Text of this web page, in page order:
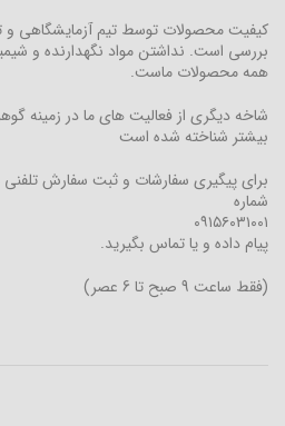
کیفیت محصولات توسط تیم آزمایشگاهی و
بررسی است. نداشتن مواد نگهدارنده و
همه محصولات ماست.
شاخه دیگری از فعالیت های ما در زمینه
بیشتر شناخته شده است
برای پیگیری سفارشات و ثبت سفارش تلفنی
شماره
۰۹۱۵۶۰۳۱۰۰۱
پیام داده و یا تماس بگیرید.
(فقط ساعت 9 صبح تا 6 عصر)